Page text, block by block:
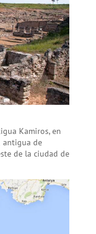
Kamiros, en
antigua de
de la ciudad de